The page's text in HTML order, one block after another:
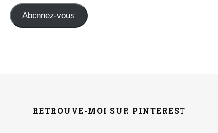
Abonnez-vous
RETROUVE-MOI SUR PINTEREST